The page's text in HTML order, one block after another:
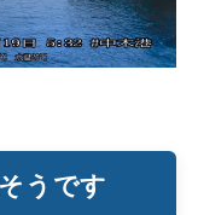
うです